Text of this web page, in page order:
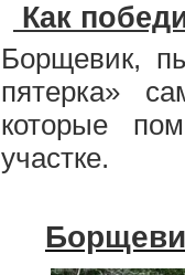
Как
Борщевик,
пятерка»
которые
участке.